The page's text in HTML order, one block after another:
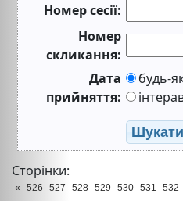
Номер сесії:
Номер
скликання:
Дата
прийняття:
будь-
Шукати
Сторінки:
« 526 527 528 529 530 531 532